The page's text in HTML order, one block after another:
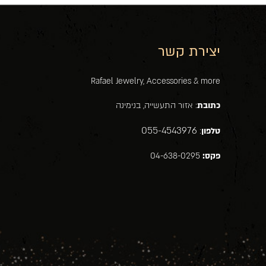
יצירת קשר
Rafael Jewelry, Accessories & more
כתובת: אזור התעשייה, בנימינה
טלפון:
055-4543976
פקס: 04-638-0295